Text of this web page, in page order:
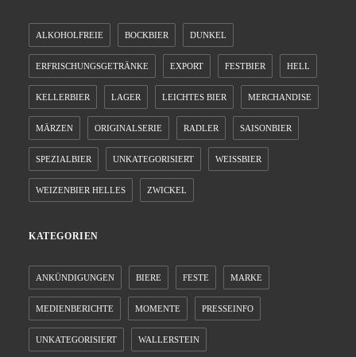
ALKOHOLFREIE BOCKBIER DUNKEL
ERFRISCHUNGSGETRÄNKE EXPORT FESTBIER HELL
KELLERBIER LAGER LEICHTES BIER MERCHANDISE
MÄRZEN ORIGINALSERIE RADLER SAISONBIER
SPEZIALBIER UNKATEGORISIERT WEISSBIER
WEIZENBIER HELLES ZWICKEL
KATEGORIEN
ANKÜNDIGUNGEN BIERE FESTE MARKE
MEDIENBERICHTE MOMENTE PRESSEINFO
UNKATEGORISIERT WALLERSTEIN